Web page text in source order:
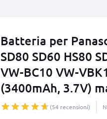
Batteria per
SD80 SD60 HS80
VW-BC10 VW-
(3400mAh, 3.7V)
(54 recensioni)